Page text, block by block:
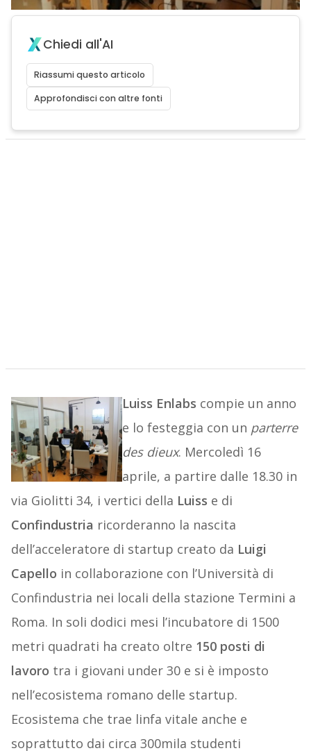
Chiedi all'AI
Riassumi questo articolo
Approfondisci con altre fonti
Luiss Enlabs compie un anno
e lo festeggia con un parterre
des dieux. Mercoledì 16
aprile, a partire dalle 18.30 in
via Giolitti 34, i vertici della Luiss e di
Confindustria ricorderanno la nascita
dell’acceleratore di startup creato da Luigi
Capello in collaborazione con l’Università di
Confindustria nei locali della stazione Termini a
Roma. In soli dodici mesi l’incubatore di 1500
metri quadrati ha creato oltre 150 posti di
lavoro tra i giovani under 30 e si è imposto
nell’ecosistema romano delle startup.
Ecosistema che trae linfa vitale anche e
soprattutto dai circa 300mila studenti